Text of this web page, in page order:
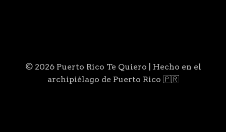
© 2026 Puerto Rico Te Quiero | Hecho en el
archipiélago de Puerto Rico 🇵🇷